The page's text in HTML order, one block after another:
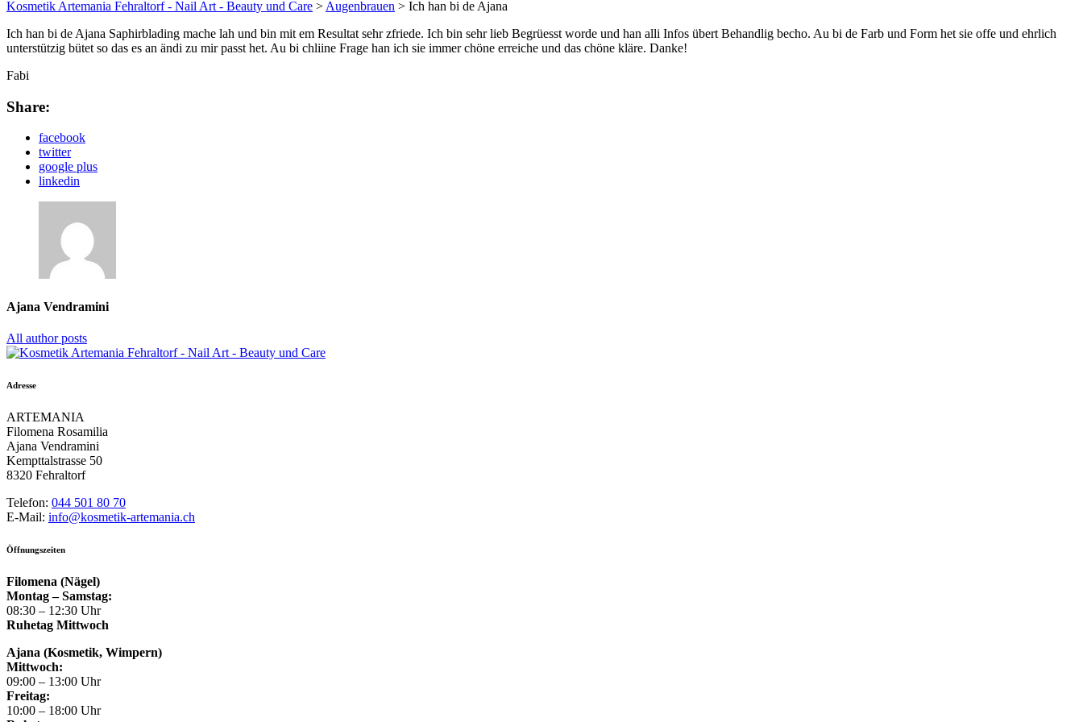
Kosmetik Artemania Fehraltorf - Nail Art - Beauty und Care > Augenbrauen > Ich han bi de Ajana
Ich han bi de Ajana Saphirblading mache lah und bin mit em Resultat sehr zfriede. Ich bin sehr lieb Begrüesst worde und han alli Infos übert Behandlig becho. Au bi de Farb und Form het sie offe und ehrlich
unterstützig bütet so das es an ändi zu mir passt het. Au bi chliine Frage han ich sie immer chöne erreiche und das chöne kläre. Danke!
Fabi
Share:
facebook
twitter
google plus
linkedin
Ajana Vendramini
All author posts
Adresse
ARTEMANIA
Filomena Rosamilia
Ajana Vendramini
Kempttalstrasse 50
8320 Fehraltorf
Telefon: 044 501 80 70
E-Mail: info@kosmetik-artemania.ch
Öffnungszeiten
Filomena (Nägel)
Montag – Samstag:
08:30 – 12:30 Uhr
Ruhetag Mittwoch
Ajana (Kosmetik, Wimpern)
Mittwoch:
09:00 – 13:00 Uhr
Freitag:
10:00 – 18:00 Uhr